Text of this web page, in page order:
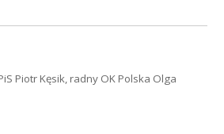
Piotr Kęsik, radny OK Polska Olga